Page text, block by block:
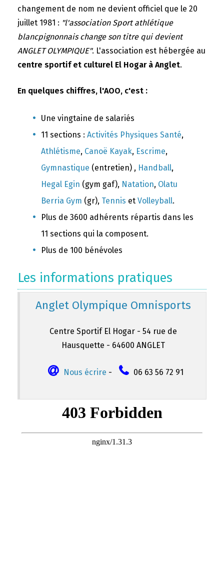
changement de nom ne devient officiel que le 20
juillet 1981 : "l'association Sport athlétique
blancpignonnais change son titre qui devient
ANGLET OLYMPIQUE". L'association est hébergée au
centre sportif et culturel El Hogar à Anglet.
En quelques chiffres, l'AOO, c'est :
Une vingtaine de salariés
11 sections : Activités Physiques Santé,
Athlétisme, Canoë Kayak, Escrime,
Gymnastique (entretien) , Handball,
Hegal Egin (gym gaf), Natation, Olatu
Berria Gym (gr), Tennis et Volleyball.
Plus de 3600 adhérents répartis dans les
11 sections qui la composent.
Plus de 100 bénévoles
Les informations pratiques
Anglet Olympique Omnisports
Centre Sportif El Hogar - 54 rue de
Hausquette - 64600 ANGLET
Nous écrire - 06 63 56 72 91